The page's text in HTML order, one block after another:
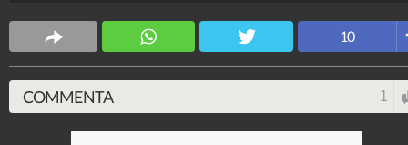
Stile e trend
10
COMMENTA 1